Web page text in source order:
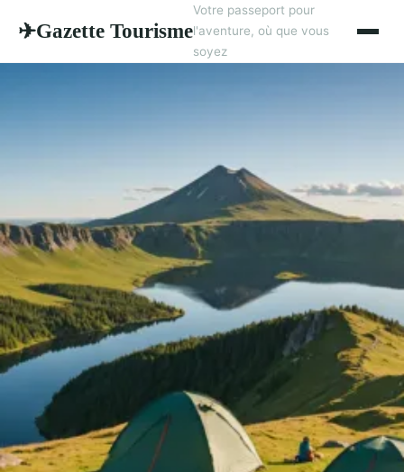
✈Gazette Tourisme
Votre passeport pour
l'aventure, où que vous
soyez